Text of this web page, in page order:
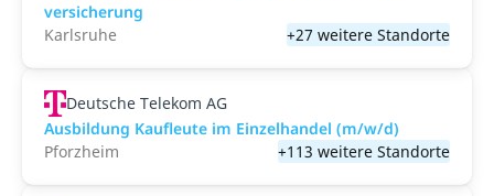
versicher­ung
Karlsruhe
+27 weitere Standorte
Deutsche Telekom AG
Ausbildung Kaufleute im Einzelhandel (m/w/d)
Pforzheim
+113 weitere Standorte